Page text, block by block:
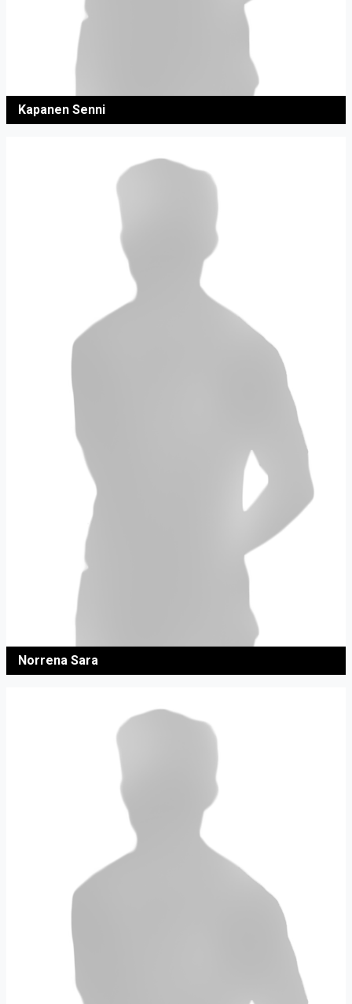
Kapanen Senni
Norrena Sara